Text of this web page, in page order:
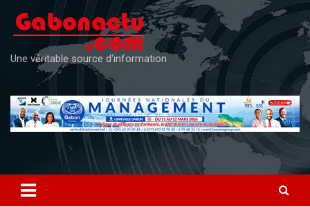
content
Une véritable source d'information